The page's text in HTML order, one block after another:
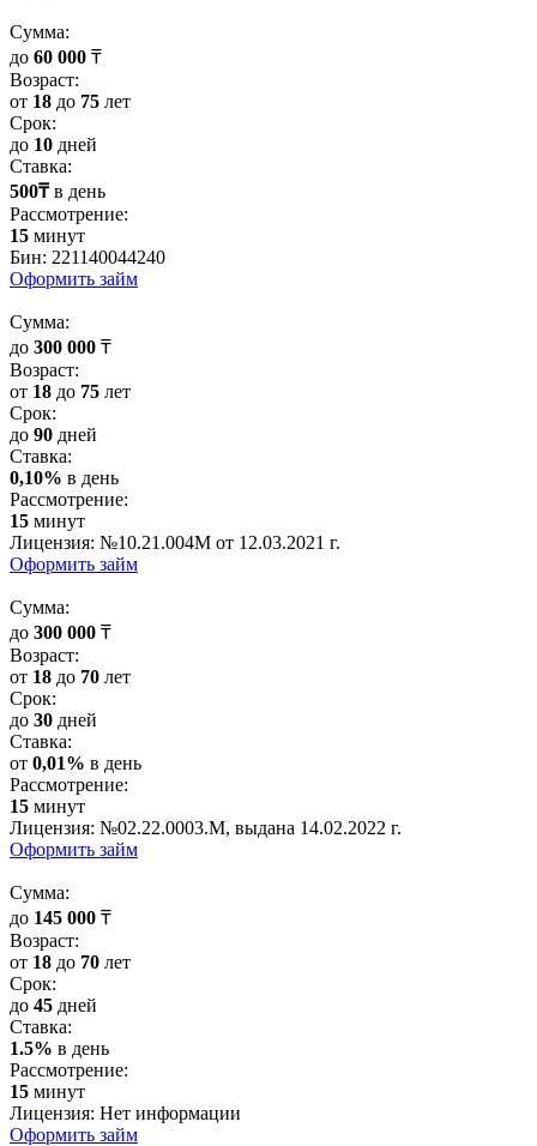
Cумма:
до 60 000 ₸
Возраст:
от 18 до 75 лет
Срок:
до 10 дней
Cтавка:
500₸в день
Рассмотрение:
15 минут
Бин: 221140044240
Оформить займ
Cумма:
до 300 000 ₸
Возраст:
от 18 до 75 лет
Срок:
до 90 дней
Cтавка:
0,10% в день
Рассмотрение:
15 минут
Лицензия: №10.21.004М от 12.03.2021 г.
Оформить займ
Cумма:
до 300 000 ₸
Возраст:
от 18 до 70 лет
Срок:
до 30 дней
Cтавка:
от 0,01% в день
Рассмотрение:
15 минут
Лицензия: №02.22.0003.М, выдана 14.02.2022 г.
Оформить займ
Cумма:
до 145 000 ₸
Возраст:
от 18 до 70 лет
Срок:
до 45 дней
Cтавка:
1.5% в день
Рассмотрение:
15 минут
Лицензия: Нет информации
Оформить займ